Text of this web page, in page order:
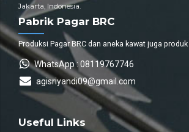
Jakarta, Indonesia.
Pabrik Pagar BRC
Produksi Pagar BRC dan aneka kawat juga
WhatsApp : 08119767746
agisriyandi09@gmail.com
Useful Links